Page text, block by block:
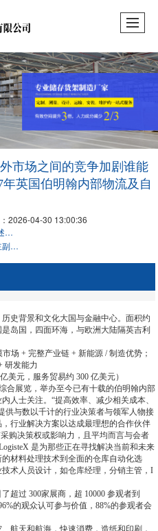
市场之间的竞争加剧谁能
英国伯明翰内部物流及自
2026-04-30 13:00:36
合肥市工贸企业事端危险内部陈述奖赏事例（十六）
欧胜智能获得三立柱层板货架主副架快速衔接结构专利到达无需运用东西削减主架和副架安装过程中的过程作用
背景和文化大国与金融中心。面积约
岛国，四面环海，与欧洲大陆隔英吉利
+ 完整产业链 + 新能源 / 制造优势；
研发能力
元，服务贸易约 300 亿美元）
展览，举办至今已有十载的伯明翰内部
人士关注。“提高效率、减少相关成本、
供与数以千计的行业决策者与领军人物接
行业解决方案以达成最理想的合作伙伴
购决策权或影响力，且平均而言与会者
是为那些正在寻找解决当前和未来
材料处理技术到全面的仓库自动化选
术人员设计，如仓库经理，分销主管，I
过 300家展商，超 10000 参观者到
的观众认可参与价值，88%的参观者会
天和航海，快速消费，造纸和印刷，